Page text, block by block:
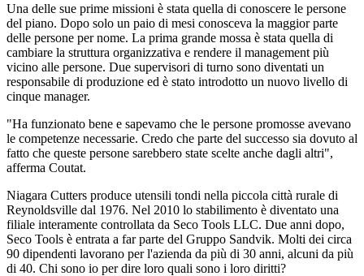
Una delle sue prime missioni è stata quella di conoscere le persone
del piano. Dopo solo un paio di mesi conosceva la maggior parte
delle persone per nome. La prima grande mossa è stata quella di
cambiare la struttura organizzativa e rendere il management più
vicino alle persone. Due supervisori di turno sono diventati un
responsabile di produzione ed è stato introdotto un nuovo livello di
cinque manager.
"Ha funzionato bene e sapevamo che le persone promosse avevano
le competenze necessarie. Credo che parte del successo sia dovuto al
fatto che queste persone sarebbero state scelte anche dagli altri",
afferma Coutat.
Niagara Cutters produce utensili tondi nella piccola città rurale di
Reynoldsville dal 1976. Nel 2010 lo stabilimento è diventato una
filiale interamente controllata da Seco Tools LLC. Due anni dopo,
Seco Tools è entrata a far parte del Gruppo Sandvik. Molti dei circa
90 dipendenti lavorano per l'azienda da più di 30 anni, alcuni da più
di 40. Chi sono io per dire loro quali sono i loro diritti?